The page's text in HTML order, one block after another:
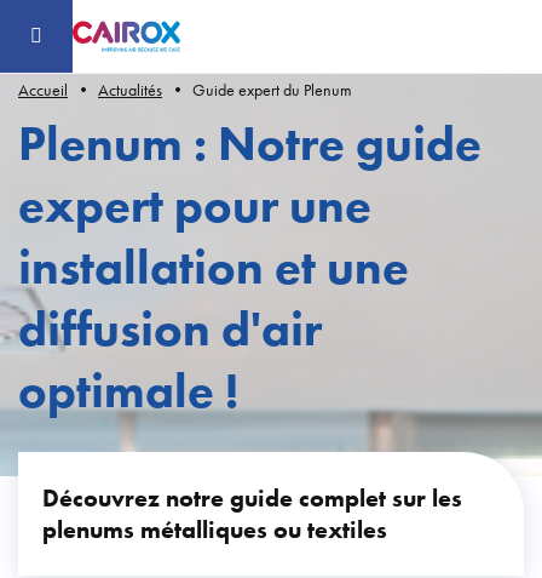
contenu
principalAccueil Actualités Guide expert du Plenum
Plenum : Notre guide
expert pour une
installation et une
diffusion d'air
optimale !
Découvrez notre guide complet sur les
plenums métalliques ou textiles